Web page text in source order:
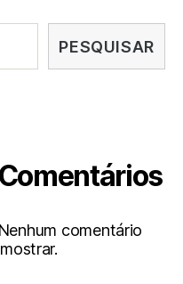
PESQUISAR
Comentários
Nenhum comentário